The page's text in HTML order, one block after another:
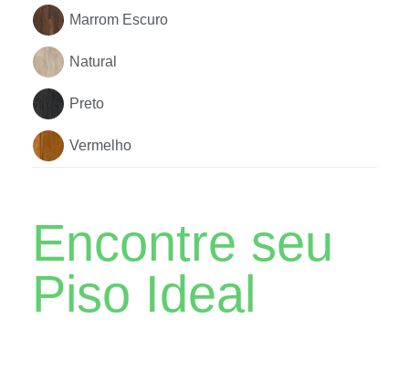
Marrom Escuro
Natural
Preto
Vermelho
Encontre seu
Piso Ideal